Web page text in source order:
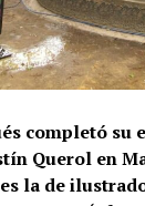
completó su
Querol en
la de